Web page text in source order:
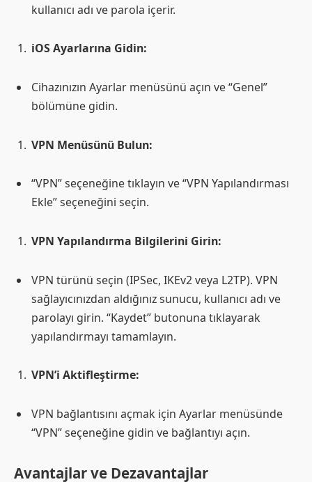
kullanıcı adı ve parola içerir.
iOS Ayarlarına Gidin:
Cihazınızın Ayarlar menüsünü açın ve “Genel”
bölümüne gidin.
VPN Menüsünü Bulun:
“VPN” seçeneğine tıklayın ve “VPN Yapılandırması
Ekle” seçeneğini seçin.
VPN Yapılandırma Bilgilerini Girin:
VPN türünü seçin (IPSec, IKEv2 veya L2TP). VPN
sağlayıcınızdan aldığınız sunucu, kullanıcı adı ve
parolayı girin. “Kaydet” butonuna tıklayarak
yapılandırmayı tamamlayın.
VPN’i Aktifleştirme:
VPN bağlantısını açmak için Ayarlar menüsünde
“VPN” seçeneğine gidin ve bağlantıyı açın.
Avantajlar ve Dezavantajlar